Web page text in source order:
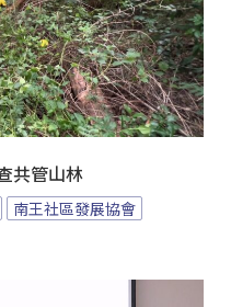
共管山林
南王社區發展協會